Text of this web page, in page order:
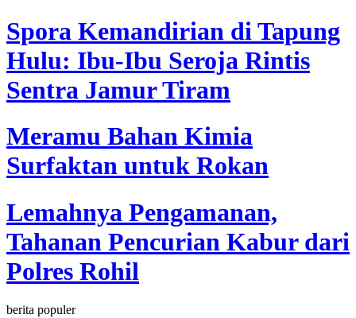
Spora Kemandirian di Tapung
Hulu: Ibu-Ibu Seroja Rintis
Sentra Jamur Tiram
Meramu Bahan Kimia
Surfaktan untuk Rokan
Lemahnya Pengamanan,
Tahanan Pencurian Kabur dari
Polres Rohil
berita populer